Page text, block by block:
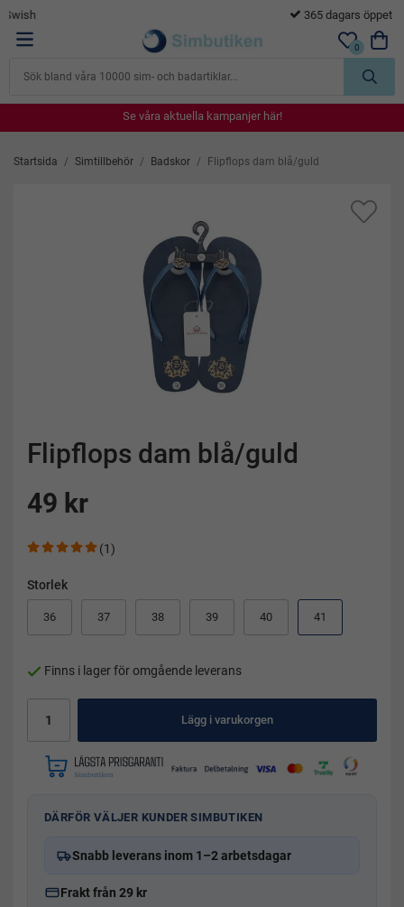
0
Se våra aktuella kampanjer här!
Se våra aktuella kampanjer här!
Se våra aktuella kampanjer här!
Se våra aktuella kampanjer här!
Startsida / Simtillbehör / Badskor / Flipflops dam blå/guld
Flipflops dam blå/guld
49 kr
(1)
Storlek
36 37 38 39 40 41
Finns i lager för omgående leverans
Lägg i varukorgen
DÄRFÖR VÄLJER KUNDER SIMBUTIKEN
Snabb leverans inom 1–2 arbetsdagar
Frakt från 29 kr